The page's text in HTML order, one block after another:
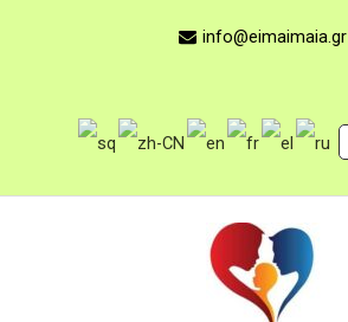
info@eimaimaia.gr
Κύριο
Μενού